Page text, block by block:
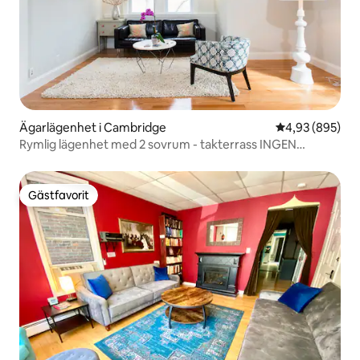
Ägarlägenhet i Cambridge 4,93 av 5 i
4,93 (895)
Rymlig lägenhet med 2 sovrum - takterrass INGEN
Gästfavorit
Gästfavorit